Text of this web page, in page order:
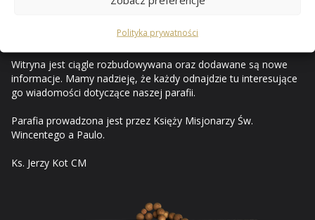
Polityka prywatności
pośrednictwem internetu prezentuję ważniejsze wydarzenia z
stały się parafialnym pamiętnikiem.
Witryna jest ciągle rozbudowywana oraz dodawane są nowe
informacje. Mamy nadzieję, że każdy odnajdzie tu interesujące
go wiadomości dotyczące naszej parafii.
Parafia prowadzona jest przez Księży Misjonarzy Św.
Wincentego a Paulo.
Ks. Jerzy Kot CM